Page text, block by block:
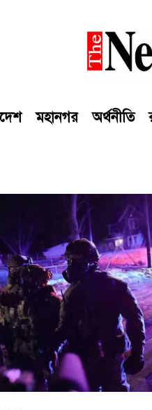
মহানগর অর্থনীতি